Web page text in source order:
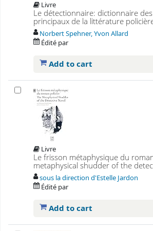
Livre
Le détectionnaire: dictionnaire
principaux de la littérature
Norbert Spehner, Yvon Allard
Édité par
Add to cart
Livre
Le frisson métaphysique du
metaphysical shudder of the
sous la direction d'Estelle Jardon
Édité par
Add to cart